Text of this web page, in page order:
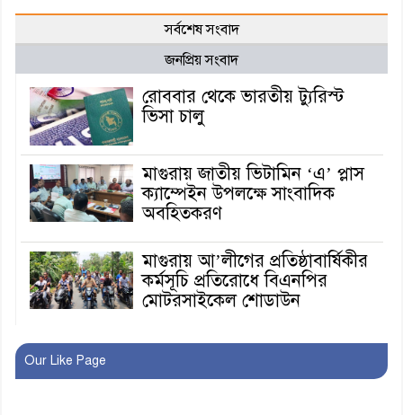
সর্বশেষ সংবাদ
জনপ্রিয় সংবাদ
রোববার থেকে ভারতীয় ট্যুরিস্ট
ভিসা চালু
মাগুরায় জাতীয় ভিটামিন ‘এ’ প্লাস
ক্যাম্পেইন উপলক্ষে সাংবাদিক
অবহিতকরণ
মাগুরায় আ’লীগের প্রতিষ্ঠাবার্ষিকীর
কর্মসূচি প্রতিরোধে বিএনপির
মোটরসাইকেল শোডাউন
খুব শিঘ্রই কর্মস্থলে ফিরবেন
Our Like Page